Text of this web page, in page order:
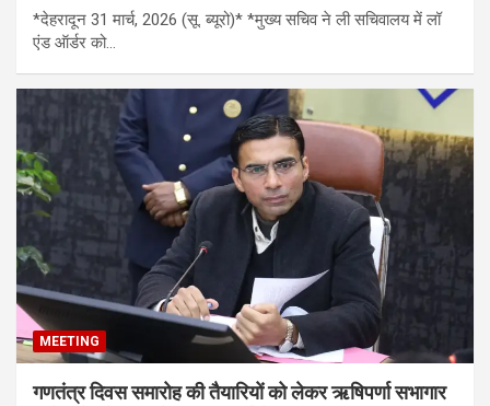
*देहरादून 31 मार्च, 2026 (सू. ब्यूरो)* *मुख्य सचिव ने ली सचिवालय में लॉ
एंड ऑर्डर को…
MEETING
गणतंत्र दिवस समारोह की तैयारियों को लेकर ऋषिपर्णा सभागार